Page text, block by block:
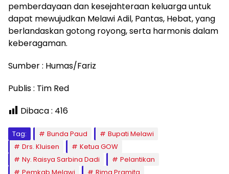
pemberdayaan dan kesejahteraan keluarga untuk
dapat mewujudkan Melawi Adil, Pantas, Hebat, yang
berlandaskan gotong royong, serta harmonis dalam
keberagaman.
Sumber : Humas/Fariz
Publis : Tim Red
Dibaca : 416
Tag: Bunda Paud
Bupati Melawi
Drs. Kluisen
Ketua GOW
Ny. Raisya Sarbina Dadi
Pelantikan